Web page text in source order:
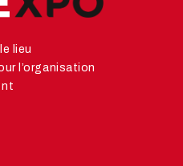
lieu
l’organisation